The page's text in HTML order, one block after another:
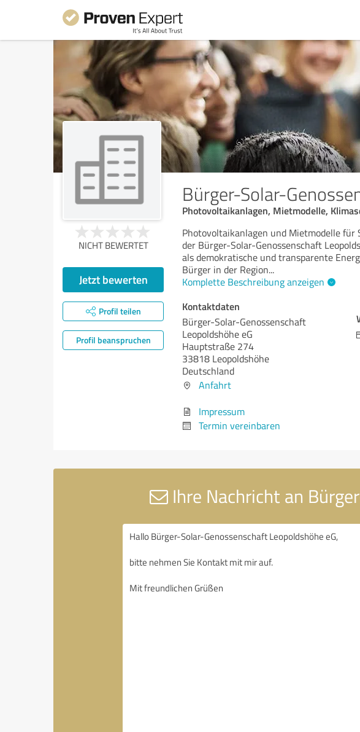
Bürger-Solar-
Photovoltaikanlagen, Mietmodelle,
NICHT BEWERTET
Jetzt bewerten
Profil teilen
Profil beanspruchen
Photovoltaikanlagen und Mietmodelle für
der Bürger-Solar-Genossenschaft
als demokratische und transparente
Bürger in der Region...
Komplette Beschreibung anzeigen
Kontaktdaten
Bürger-Solar-Genossenschaft
Leopoldshöhe eG
Hauptstraße 274
33818 Leopoldshöhe
Deutschland
Anfahrt
Impressum
Termin vereinbaren
Ihre Nachricht an